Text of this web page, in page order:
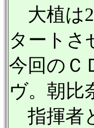
大植は
タートさ
今回のＣ
ヴ。朝比
指揮者